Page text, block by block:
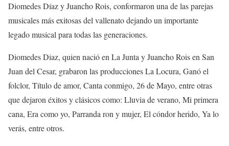
Diomedes Díaz y Juancho Rois, conformaron una de las parejas
musicales más exitosas del vallenato dejando un importante
legado musical para todas las generaciones.
Diomedes Diaz, quien nació en La Junta y Juancho Rois en San
Juan del Cesar, grabaron las producciones La Locura, Ganó el
folclor, Título de amor, Canta conmigo, 26 de Mayo, entre otras
que dejaron éxitos y clásicos como: Lluvia de verano, Mi primera
cana, Era como yo, Parranda ron y mujer, El cóndor herido, Ya lo
verás, entre otros.